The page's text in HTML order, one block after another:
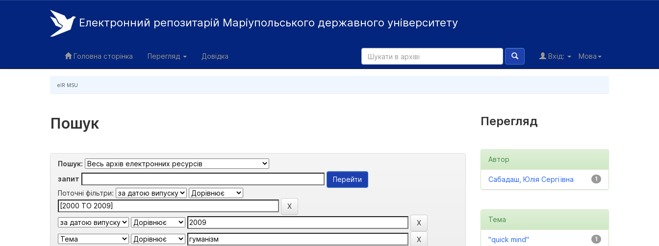
Електронний репозитарій Маріупольського державного університету
Головна сторінка Перегляд Довідка Мова
Вхід:
eIR MSU
Пошук
Пошук:
запит
Поточні фільтри:
Перегляд
Автор
1
Сабадаш, Юлія Сергіївна
Тема
1
"quick mind"